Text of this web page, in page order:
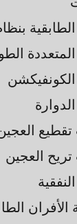
المتعددة
الكونفيكشن
تقطيع
تريح العجين